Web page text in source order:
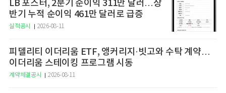
LB 포스터, 2분기 순이익 311만 달러…상
반기 누적 순이익 461만 달러로 급증
실적공시 2026-08-11
피델리티 이더리움 ETF, 앵커리지·빗고와 수탁 계약…
이더리움 스테이킹 프로그램 시동
계약체결공시 2026-08-11